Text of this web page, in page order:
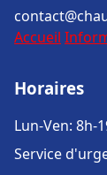
Accueil
Horaires
Lun-Ven: 8h-
Service